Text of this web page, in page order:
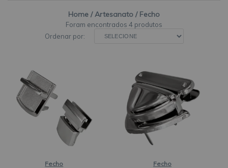
Home Artesanato Fecho
4 produtos
Ordenar por:
Fecho Fecho